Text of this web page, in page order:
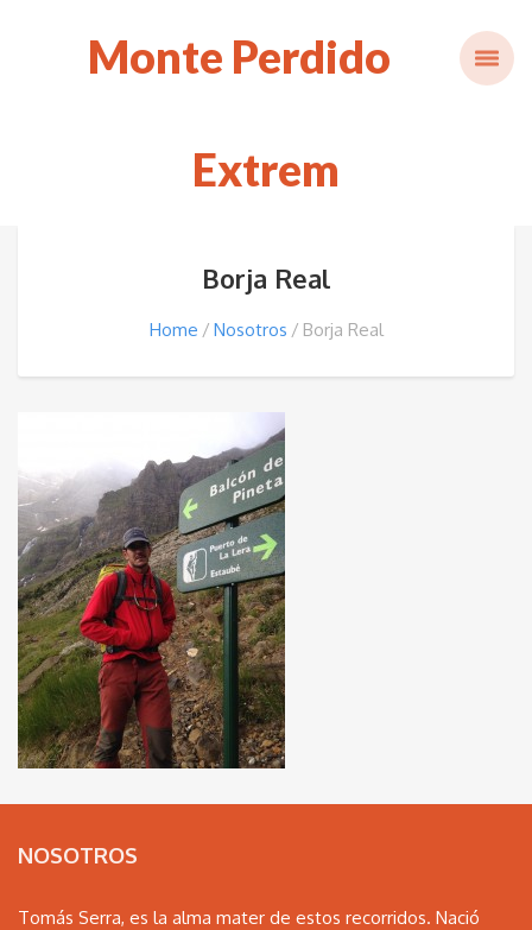
Monte Perdido
Extrem
Borja Real
Home Nosotros Borja Real
NOSOTROS
Tomás Serra, es la alma mater de estos recorridos. Nació